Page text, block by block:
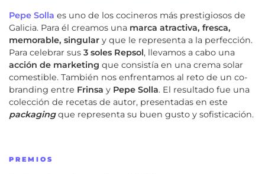
Pepe Solla es uno de los cocineros más prestigiosos de
Galicia. Para él creamos una marca atractiva, fresca,
memorable, singular y que le representa a la perfección.
Para celebrar sus 3 soles Repsol, llevamos a cabo una
acción de marketing que consistía en una crema solar
comestible. También nos enfrentamos al reto de un co-
branding entre Frinsa y Pepe Solla. El resultado fue una
colección de recetas de autor, presentadas en este
packagingque representa su buen gusto y sofisticación.
PREMIOS